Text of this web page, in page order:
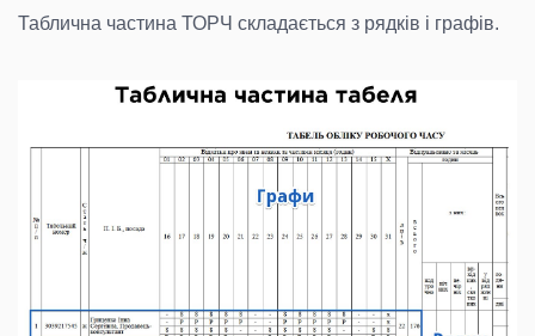
Таблична частина ТОРЧ складається з рядків і графів.